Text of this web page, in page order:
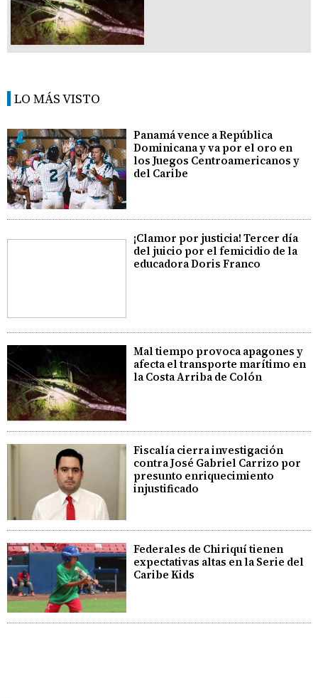
LO MÁS VISTO
Panamá vence a República
Dominicana y va por el oro en
los Juegos Centroamericanos y
del Caribe
¡Clamor por justicia! Tercer día
del juicio por el femicidio de la
educadora Doris Franco
Mal tiempo provoca apagones y
afecta el transporte marítimo en
la Costa Arriba de Colón
Fiscalía cierra investigación
contra José Gabriel Carrizo por
presunto enriquecimiento
injustificado
Federales de Chiriquí tienen
expectativas altas en la Serie del
Caribe Kids